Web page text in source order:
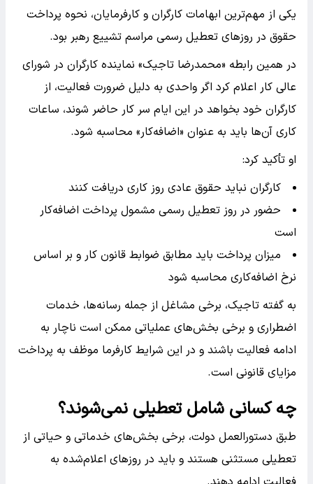
یکی از مهم‌ترین ابهامات کارگران و کارفرمایان، نحوه پرداخت
حقوق در روزهای تعطیل رسمی مراسم تشییع رهبر بود.
در همین رابطه «محمدرضا تاجیک» نماینده کارگران در شورای
عالی کار اعلام کرد اگر واحدی به دلیل ضرورت فعالیت، از
کارگران خود بخواهد در این ایام سر کار حاضر شوند، ساعات
کاری آن‌ها باید به عنوان «اضافه‌کار» محاسبه شود.
او تأکید کرد:
کارگران نباید حقوق عادی روز کاری دریافت کنند
حضور در روز تعطیل رسمی مشمول پرداخت اضافه‌کار
است
میزان پرداخت باید مطابق ضوابط قانون کار و بر اساس
نرخ اضافه‌کاری محاسبه شود
به گفته تاجیک، برخی مشاغل از جمله رسانه‌ها، خدمات
اضطراری و برخی بخش‌های عملیاتی ممکن است ناچار به
ادامه فعالیت باشند و در این شرایط کارفرما موظف به پرداخت
مزایای قانونی است.
چه کسانی شامل تعطیلی نمی‌شوند؟
طبق دستورالعمل دولت، برخی بخش‌های خدماتی و حیاتی از
تعطیلی مستثنی هستند و باید در روزهای اعلام‌شده به